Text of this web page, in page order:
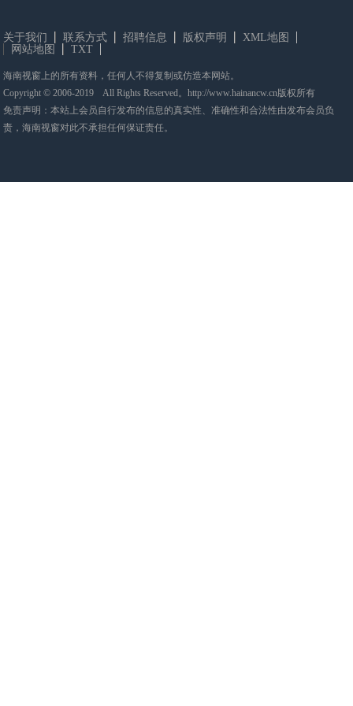
关于我们 联系方式 招聘信息 版权声明
XML地图
网站地图
TXT
海南视窗上的所有资料，任何人不得复制或仿造本网站。
Copyright © 2006-2019 All Rights Reserved。http://www.hainancw.cn版权所有
免责声明：本站上会员自行发布的信息的真实性、准确性和合法性由发布会员负
责，海南视窗对此不承担任何保证责任。